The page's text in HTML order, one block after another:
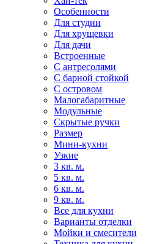
Особенности
Для студии
Для хрущевки
Для дачи
Встроенные
С антресолями
С барной стойкой
С островом
Малогабаритные
Модульные
Скрытые ручки
Размер
Мини-кухни
Узкие
3 кв. м.
5 кв. м.
6 кв. м.
9 кв. м.
Все для кухни
Варианты отделки
Мойки и смесители